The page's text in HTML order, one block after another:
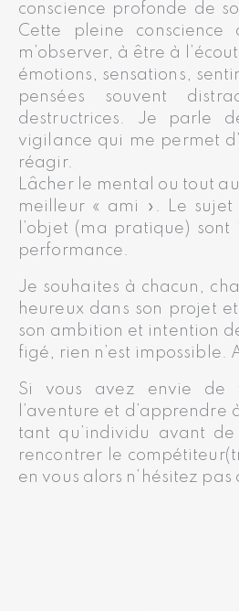
conscience profonde de
Cette pleine
m’observer, à être à
émotions, sensations,
pensées souvent
destructrices. Je parle
vigilance qui me permet
réagir.
Lâcher le mental ou tout
meilleur « ami ». Le
l’objet (ma pratique)
performance.
Je souhaites à chacun,
heureux dans son projet
son ambition et intention
figé, rien n’est impossible.
Si vous avez envie de
l’aventure et d’apprendre
tant qu’individu avant
rencontrer le
en vous alors n’hésitez pas